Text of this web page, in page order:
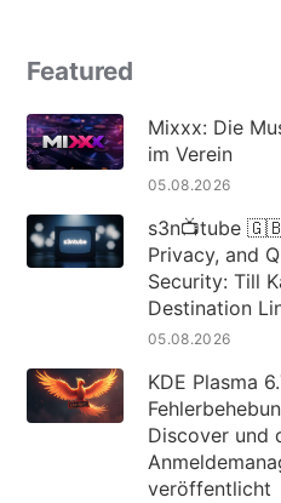
Featured
Mixxx: Die
im Verein
05.08.2026
s3n📺tube
Privacy, and
Security: Till
Destination
05.08.2026
KDE Plasma
Discover und
veröffentlicht